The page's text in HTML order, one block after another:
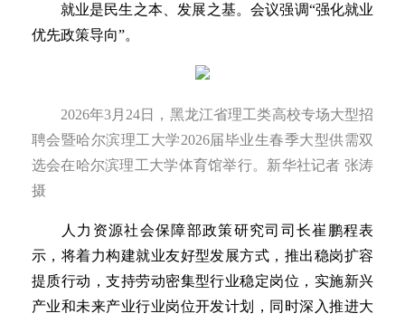
就业是民生之本、发展之基。会议强调“强化就业
优先政策导向”。
2026年3月24日，黑龙江省理工类高校专场大型招
聘会暨哈尔滨理工大学2026届毕业生春季大型供需双
选会在哈尔滨理工大学体育馆举行。新华社记者 张涛
摄
人力资源社会保障部政策研究司司长崔鹏程表
示，将着力构建就业友好型发展方式，推出稳岗扩容
提质行动，支持劳动密集型行业稳定岗位，实施新兴
产业和未来产业行业岗位开发计划，同时深入推进大